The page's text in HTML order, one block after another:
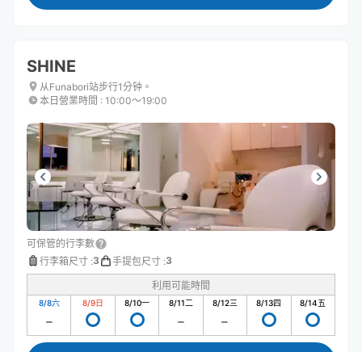
SHINE
从Funabori站步行1分钟。
本日營業時間 : 10:00〜19:00
可保管的行李數
行李箱尺寸 :3 手提包尺寸 :3
利用可能時間
8/8六 8/9日 8/10一 8/11二 8/12三 8/13四 8/14五